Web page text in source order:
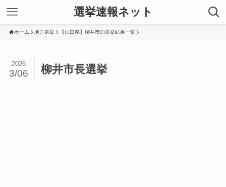
選挙速報ネット
ホーム 地方選挙 【山口県】柳井市の選挙結果一覧
柳井市長選挙
2026
3/06